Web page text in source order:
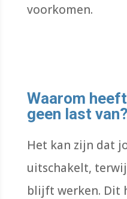
voorkomen.
Waarom
geen last van?
Het kan zijn dat
uitschakelt,
blijft werken. Dit